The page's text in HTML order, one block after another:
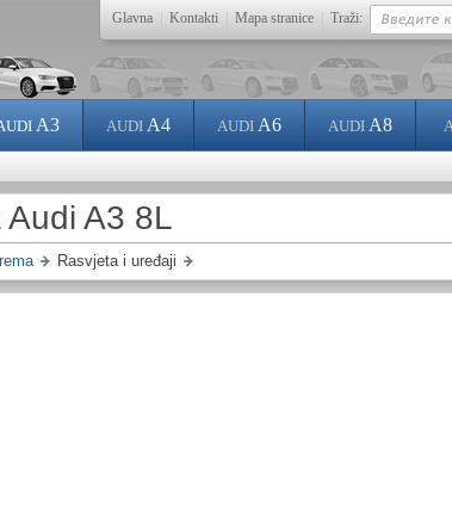
Glavna Kontakti Mapa stranice Traži:
A3 AUDI A4 AUDI A6 AUDI A8
A3 8L
Rasvjeta i uređaji